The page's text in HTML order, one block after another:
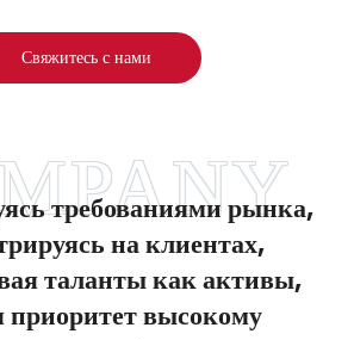
Свяжитесь с нами
требованиями рынка,
на клиентах,
таланты как активы,
приоритет высокому